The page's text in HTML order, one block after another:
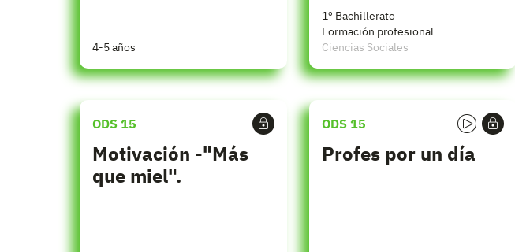
4-5 años
1º Bachillerato
Formación profesional
Ciencias Sociales
ODS 15
Motivación -"Más
que miel".
ODS 15
Profes por un día